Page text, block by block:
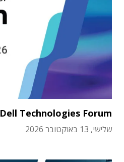
Dell Technologies Forum
שלישי, 13 באוקטובר 2026